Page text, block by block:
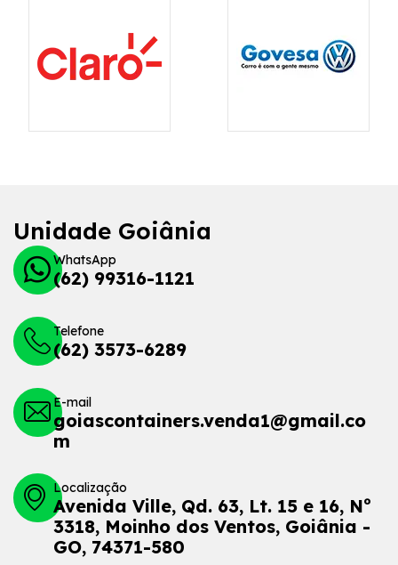
Unidade Goiânia
WhatsApp
(62) 99316-1121
Telefone
(62) 3573-6289
E-mail
goiascontainers.venda1@gmail.co
m
Localização
Avenida Ville, Qd. 63, Lt. 15 e 16, Nº
3318, Moinho dos Ventos, Goiânia -
GO, 74371-580